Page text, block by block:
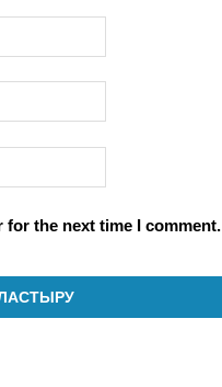
for the next time I comment.